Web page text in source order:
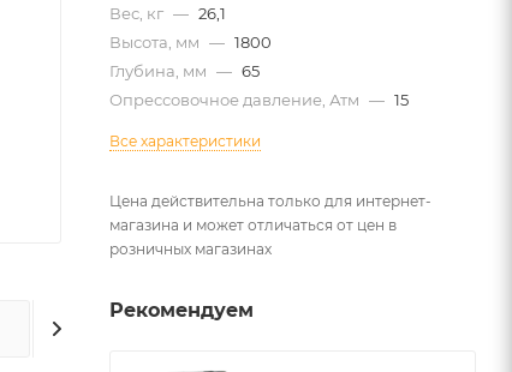
Вес, кг — 26,1
Высота, мм — 1800
Глубина, мм — 65
Опрессовочное давление, Атм — 15
Все характеристики
Цена действительна только для интернет-
магазина и может отличаться от цен в
розничных магазинах
Рекомендуем